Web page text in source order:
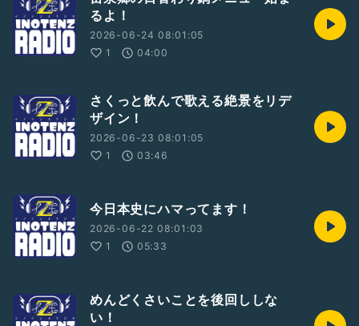
るよ！
2026-06-24 08:01:05
1
04:00
さくっと飲んで歌える絶景をリデ
ザイン！
2026-06-23 08:01:05
1
03:46
今日本史にハマってます！
2026-06-22 08:01:03
1
05:33
めんどくさいことを後回ししな
い！